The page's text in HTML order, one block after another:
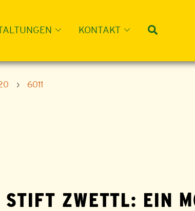
KONTAKT
› 6011
ZWETTL: EIN